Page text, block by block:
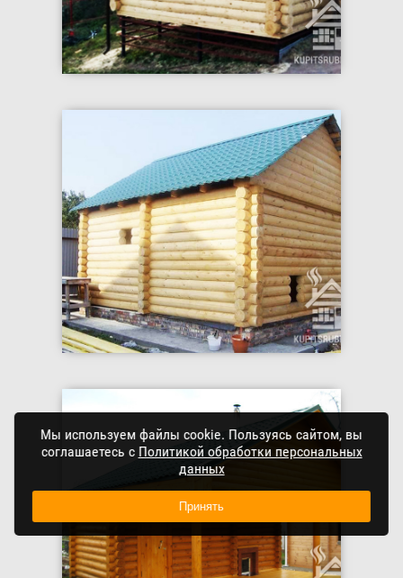
Мы используем файлы cookie. Пользуясь сайтом, вы
соглашаетесь с Политикой обработки персональных
данных
Принять